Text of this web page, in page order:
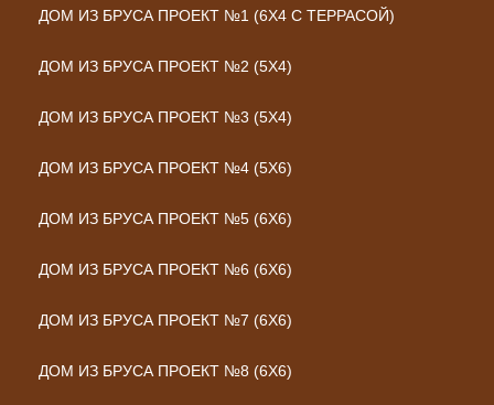
ДОМ ИЗ БРУСА ПРОЕКТ №1 (6Х4 С ТЕРРАСОЙ)
ДОМ ИЗ БРУСА ПРОЕКТ №2 (5Х4)
ДОМ ИЗ БРУСА ПРОЕКТ №3 (5Х4)
ДОМ ИЗ БРУСА ПРОЕКТ №4 (5Х6)
ДОМ ИЗ БРУСА ПРОЕКТ №5 (6Х6)
ДОМ ИЗ БРУСА ПРОЕКТ №6 (6Х6)
ДОМ ИЗ БРУСА ПРОЕКТ №7 (6Х6)
ДОМ ИЗ БРУСА ПРОЕКТ №8 (6Х6)